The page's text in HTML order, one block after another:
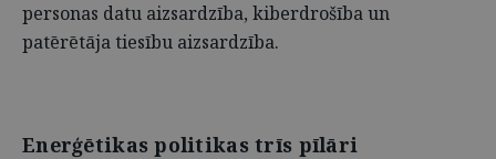
personas datu aizsardzība, kiberdrošība un
patērētāja tiesību aizsardzība.
Enerģētikas politikas trīs pīlāri